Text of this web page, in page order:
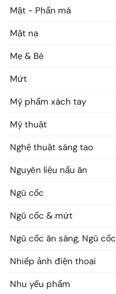
Mặt - Phấn má
Mặt nạ
Mẹ & Bé
Mứt
Mỹ phẩm xách tay
Mỹ thuật
Nghệ thuật sáng tạo
Nguyên liệu nấu ăn
Ngũ cốc
Ngũ cốc & mứt
Ngũ cốc ăn sáng, Ngũ cốc
Nhiếp ảnh điện thoại
Nhu yếu phẩm